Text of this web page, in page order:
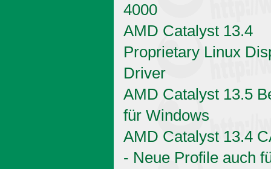
4000
AMD Catalyst 13.4
Proprietary Linux
Driver
AMD Catalyst 13.5
für Windows
AMD Catalyst 13.4
- Neue Profile auch